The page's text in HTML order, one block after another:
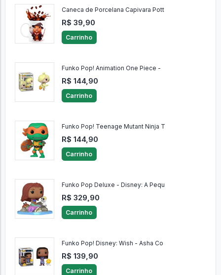
Caneca de Porcelana Capivara Pott
R$ 39,90
Carrinho
Funko Pop! Animation One Piece -
R$ 144,90
Carrinho
Funko Pop! Teenage Mutant Ninja T
R$ 144,90
Carrinho
Funko Pop Deluxe - Disney: A Pequ
R$ 329,90
Carrinho
Funko Pop! Disney: Wish - Asha Co
R$ 139,90
Carrinho